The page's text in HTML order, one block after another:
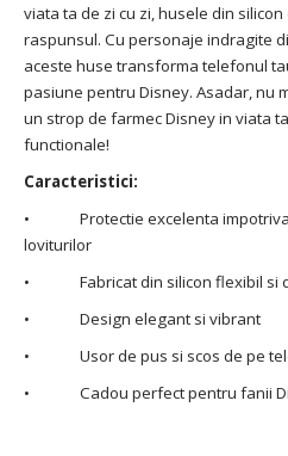
viata ta de zi cu zi, husele din
raspunsul. Cu personaje indragite
aceste huse transforma telefonul
pasiune pentru Disney. Asadar, nu
un strop de farmec Disney in viata
functionale!
Caracteristici:
• Protectie excelenta impotriva
loviturilor
• Fabricat din silicon flexibil si
• Design elegant si vibrant
• Usor de pus si scos de pe
• Cadou perfect pentru fanii